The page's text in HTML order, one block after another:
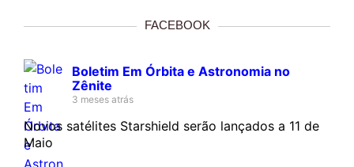
FACEBOOK
Boletim Em Órbita e Astronomia no
Zênite
3 meses atrás
Novos satélites Starshield serão lançados a 11 de
Maio